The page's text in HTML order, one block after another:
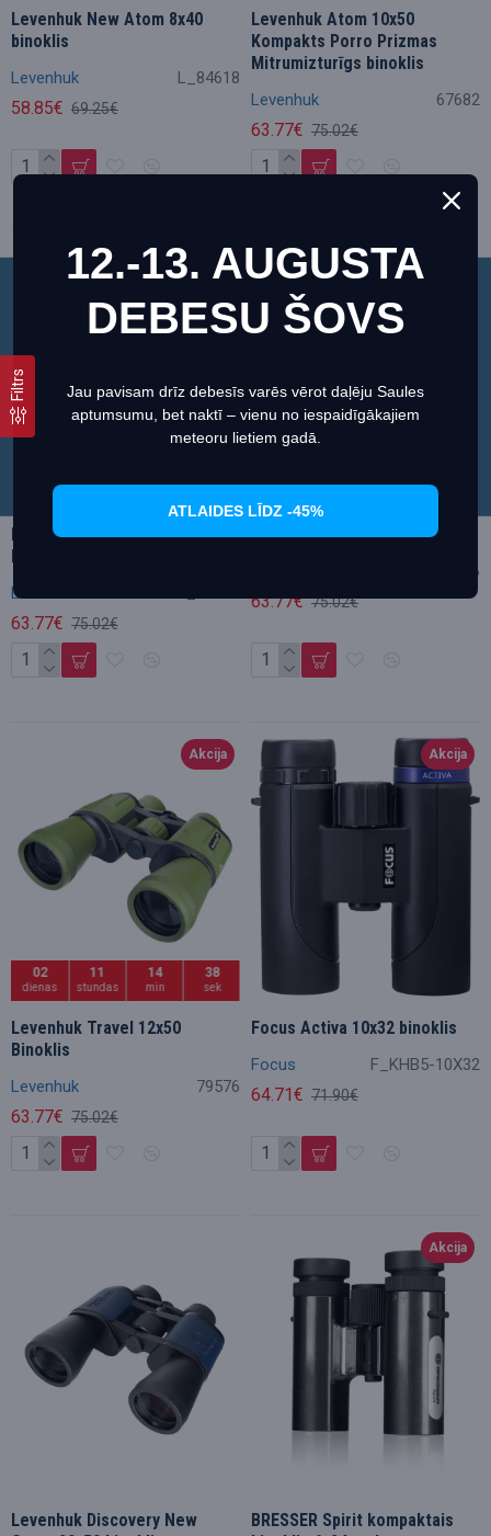
Šī vietne izmanto sīkfailus, lai nodrošinātu jums
vislabāko pieredzi mūsu vietnē.
Iestatiet Piekrītu
Levenhuk L_84618
Levenhuk New Atom 8x40
binoklis
58.85€ 69.25€ Levenhuk 67682
Levenhuk Atom 10x50
Kompakts Porro Prizmas
Mitrumizturīgs binoklis
63.77€ 75.02€
Akcija
dienas
Levenhuk
Levenhuk New Atom 10x50
binoklis
63.77€ 75.02€
L_81936
Levenhuk Nitro 8x32 Binoklis
63.77€ 75.02€
Akcija
02
dienas
11
stundas
14
min
36
sek
Levenhuk 79576
Levenhuk Travel 12x50
Binoklis
63.77€ 75.02€
Akcija
Focus F_KHB5-10X32
Focus Activa 10x32 binoklis
64.71€ 71.90€
Levenhuk Discovery New
Akcija
BRESSER Spirit kompaktais
Filtrs
12.-13. AUGUSTA
DEBESU ŠOVS
Jau pavisam drīz debesīs varēs vērot daļēju Saules
aptumsumu, bet naktī – vienu no iespaidīgākajiem
meteoru lietiem gadā.
ATLAIDES LĪDZ -45%